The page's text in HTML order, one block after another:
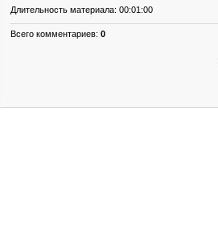
Длительность материала: 00:01:00
Всего комментариев: 0